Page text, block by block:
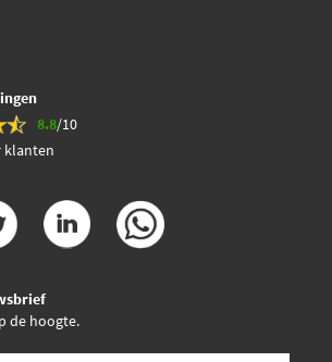
8.8/10
klanten
de hoogte.